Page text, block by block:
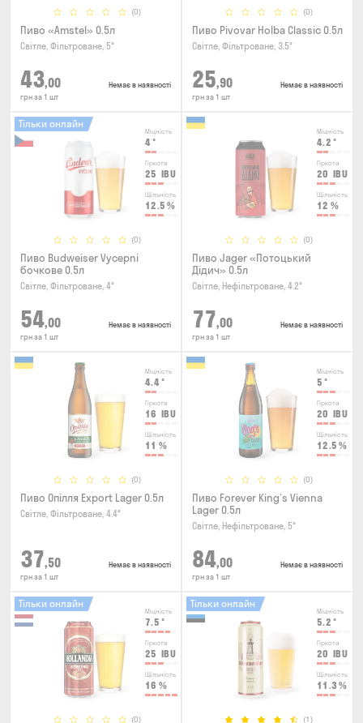
(0)
Пиво «Amstel» 0.5л
Світле, Фільтроване, 5°
43,00
грн за 1 шт
Немає в наявності
(0)
Пиво Pivovar Holba Classic 0.5л
Світле, Фільтроване, 3.5°
25,90
грн за 1 шт
Немає в наявності
Міцність
4 °
Гіркота
25 IBU
Щільність
12.5 %
(0)
Тільки онлайн
Пиво Budweiser Vycepni
бочкове 0.5л
Світле, Фільтроване, 4°
54,00
грн за 1 шт
Немає в наявності
Міцність
4.2 °
Гіркота
20 IBU
Щільність
12 %
(0)
Пиво Jager «Потоцький
Дідич» 0.5л
Світле, Нефільтроване, 4.2°
77,00
грн за 1 шт
Немає в наявності
Міцність
4.4 °
Гіркота
16 IBU
Щільність
11 %
(0)
Пиво Опілля Export Lager 0.5л
Світле, Фільтроване, 4.4°
37,50
грн за 1 шт
Немає в наявності
Міцність
5 °
Гіркота
20 IBU
Щільність
12.5 %
(0)
Пиво Forever King’s Vienna
Lager 0.5л
Світле, Нефільтроване, 5°
84,00
грн за 1 шт
Немає в наявності
Міцність
7.5 °
Гіркота
25 IBU
Щільність
16 %
(0)
Тільки онлайн
Міцність
5.2 °
Гіркота
20 IBU
Щільність
11.3 %
(1)
Тільки онлайн